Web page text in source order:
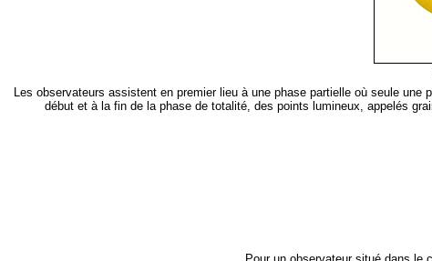
Les observateurs assistent en premier lieu à une phase partielle où seule
début et à la fin de la phase de totalité, des points lumineux, appelés